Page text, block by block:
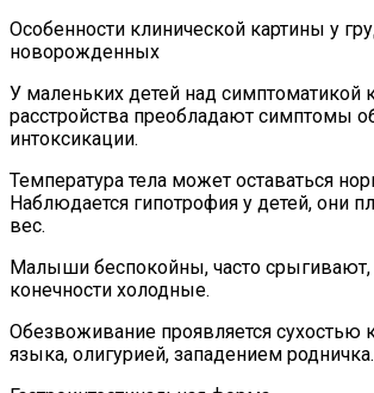
Особенности клинической картины у
новорожденных
У маленьких детей над симптоматикой
расстройства преобладают симптомы
интоксикации.
Температура тела может оставаться
Наблюдается гипотрофия у детей, они
вес.
Малыши беспокойны, часто срыгивают,
конечности холодные.
Обезвоживание проявляется сухостью
языка, олигурией, западением родничка.